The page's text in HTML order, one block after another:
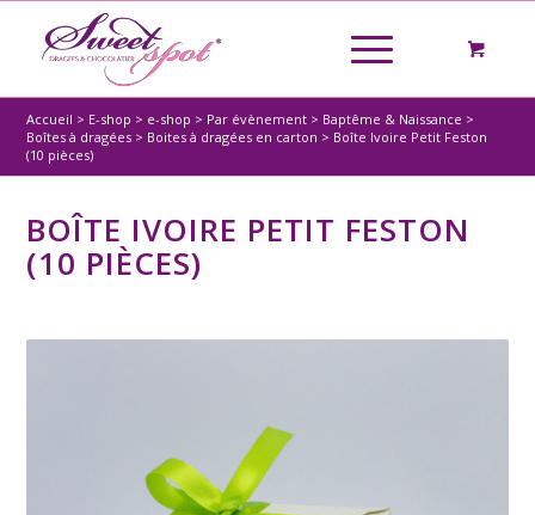
Accueil > E-shop > e-shop > Par évènement > Baptême & Naissance >
Boîtes à dragées > Boites à dragées en carton > Boîte Ivoire Petit Feston
(10 pièces)
BOÎTE IVOIRE PETIT FESTON
(10 PIÈCES)